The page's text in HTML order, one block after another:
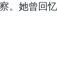
她曾回